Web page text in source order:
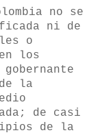
no se
ni de
o
los
la
de casi
de la